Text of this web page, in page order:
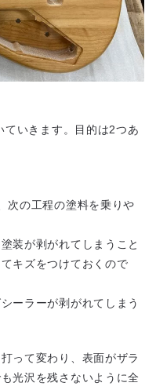
いきます。目的は2つあ
次の工程の塗料を乗りや
装が剥がれてしまうこと
キズをつけておくので
ーラーが剥がれてしまう
って変わり、表面がザラ
光沢を残さないように全